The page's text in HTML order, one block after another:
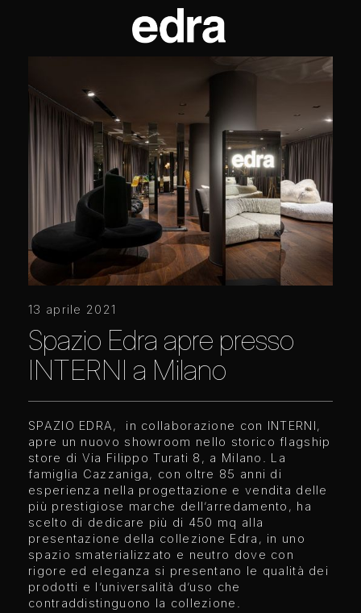
13 aprile 2021
Spazio Edra apre presso
INTERNI a Milano
SPAZIO EDRA, in collaborazione con INTERNI,
apre un nuovo showroom nello storico flagship
store di Via Filippo Turati 8, a Milano. La
famiglia Cazzaniga, con oltre 85 anni di
esperienza nella progettazione e vendita delle
più prestigiose marche dell’arredamento, ha
scelto di dedicare più di 450 mq alla
presentazione della collezione Edra, in uno
spazio smaterializzato e neutro dove con
rigore ed eleganza si presentano le qualità dei
prodotti e l’universalità d’uso che
contraddistinguono la collezione.